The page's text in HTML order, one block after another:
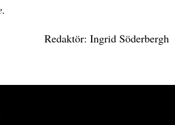
Redaktör: Ingrid Söderbergh